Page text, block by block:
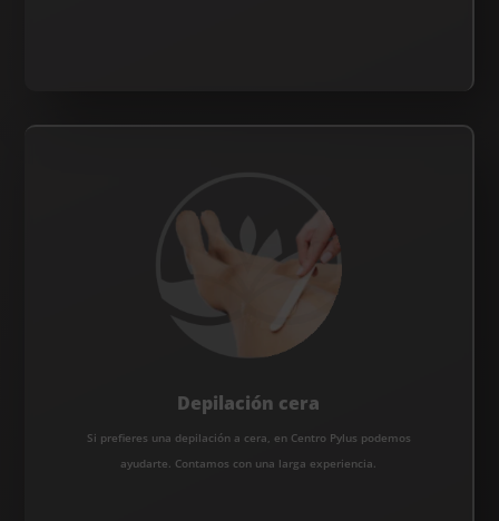
Depilación cera
Si prefieres una depilación a cera, en Centro Pylus podemos
ayudarte. Contamos con una larga experiencia.